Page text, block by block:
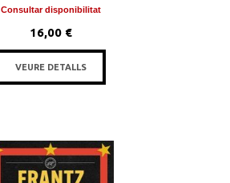
Consultar disponibilitat
16,00 €
VEURE DETALLS